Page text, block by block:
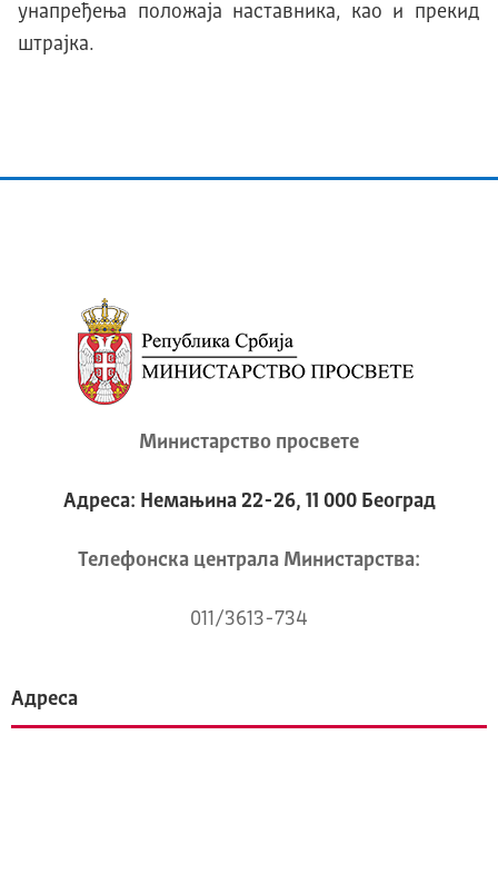
унапређења положаја наставника, као и прекид
штрајка.
Министарство просвете
Адреса: Немањина 22-26, 11 000 Београд
Телeфонска централа Mинистарства:
011/3613-734
Адреса